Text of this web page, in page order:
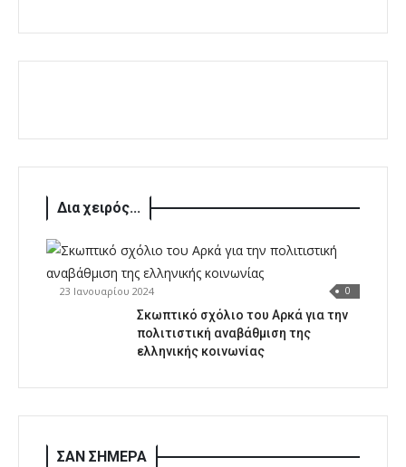
Δια χειρός...
23 Ιανουαρίου 2024 0
Σκωπτικό σχόλιο του Αρκά για την
πολιτιστική αναβάθμιση της
ελληνικής κοινωνίας
ΣΑΝ ΣΗΜΕΡΑ